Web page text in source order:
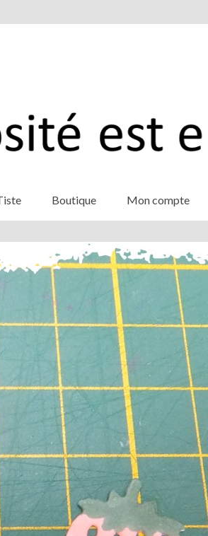
Boutique Mon compte